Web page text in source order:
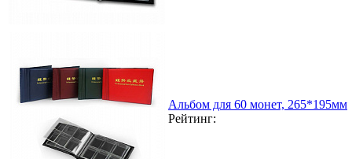
Альбом для 60 монет, 265*195мм
Рейтинг: